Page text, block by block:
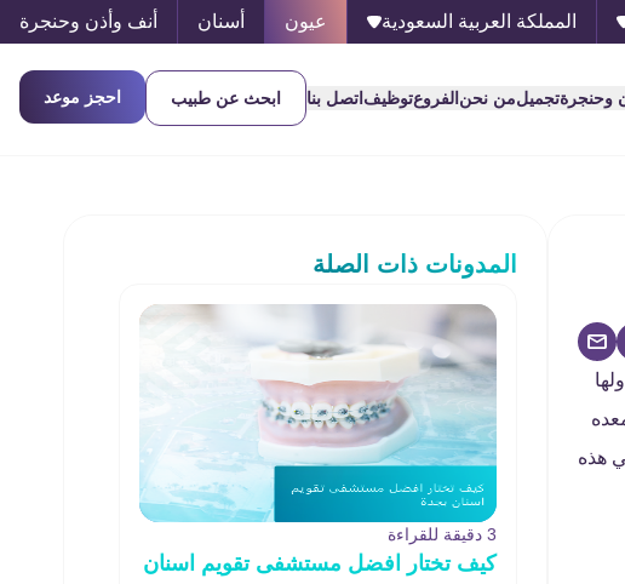
المملكة العربية السعودية عيون أسنان أنف وأذن وحنجرة
وحنجرةتجميلمن نحن الفروعتوظيف اتصل بنا ابحث عن طبيب احجز موعد
هذه
المدونات ذات الصلة
3 دقيقة للقراءة
كيف تختار افضل مستشفى تقويم اسنان